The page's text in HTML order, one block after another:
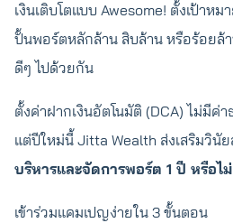
เงินเติบโตแบบ Awesome! ตั้งเป้าห
ปั้นพอร์ตหลักล้าน สิบล้าน หรือร้อยล้
ดีๆ ไปด้วยกัน
ตั้งค่าฝากเงินอัตโนมัติ (DCA) ไม่มีค่
แต่ปีใหม่นี้ Jitta Wealth ส่งเสริมวินั
บริหารและจัดการพอร์ต 1 ปี หรือไ
เข้าร่วมแคมเปญง่ายใน 3 ขั้นตอน